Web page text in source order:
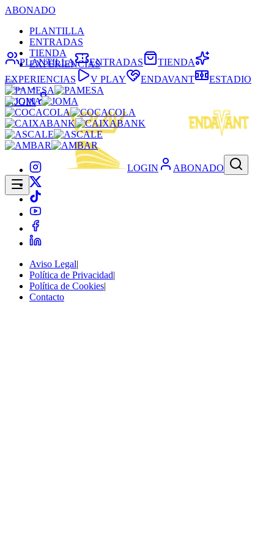
ABONADO
PLANTILLA
ENTRADAS
TIENDA
EXPERIENCIAS
LOGIN
LOGIN ABONADO
PLANTILLA ENTRADAS
TIENDA
EXPERIENCIAS
V PLAY ENDAVANT ESTADIO
Aviso Legal|
Política de Privacidad|
Política de Cookies|
Contacto